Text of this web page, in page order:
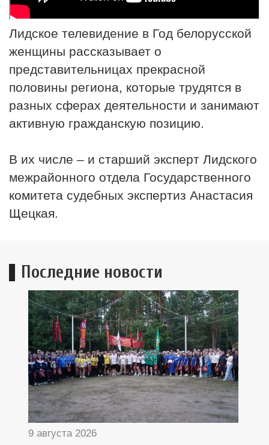
Лидское телевидение в Год белорусской
женщины рассказывает о
представительницах прекрасной
половины региона, которые трудятся в
разных сферах деятельности и занимают
активную гражданскую позицию.
В их числе – и старший эксперт Лидского
межрайонного отдела Государственного
комитета судебных экспертиз Анастасия
Щецкая.
Последние новости
9 августа 2026